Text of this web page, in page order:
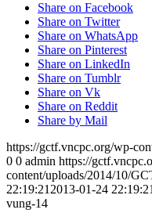
Share on Facebook
Share on Twitter
Share on WhatsApp
Share on Pinterest
Share on LinkedIn
Share on Tumblr
Share on Vk
Share on Reddit
Share by Mail
https://gctf.vncpc.org/wp-
0 0 admin https://
content/uploads/2014/10/
22:19:21 2013-01-24 22:19:21
vung-14